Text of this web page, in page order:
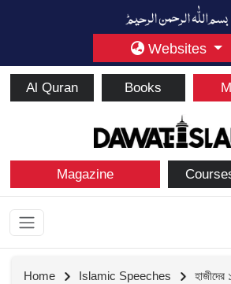
Websites
Al Quran Books
Magazine
Home Islamic Speeches হাজীদের